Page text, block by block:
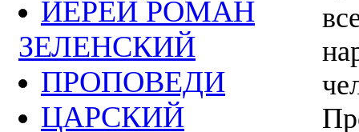
ИЕРЕЙ РОМАН
ЗЕЛЕНСКИЙ
ПРОПОВЕДИ
ЦАРСКИЙ